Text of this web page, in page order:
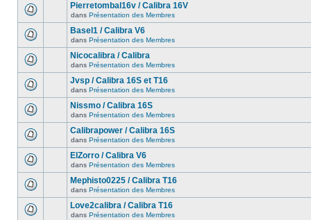
Pierretombal16v / Calibra 16V
dans Présentation des Membres
Basel1 / Calibra V6
dans Présentation des Membres
Nicocalibra / Calibra
dans Présentation des Membres
Jvsp / Calibra 16S et T16
dans Présentation des Membres
Nissmo / Calibra 16S
dans Présentation des Membres
Calibrapower / Calibra 16S
dans Présentation des Membres
ElZorro / Calibra V6
dans Présentation des Membres
Mephisto0225 / Calibra T16
dans Présentation des Membres
Love2calibra / Calibra T16
dans Présentation des Membres